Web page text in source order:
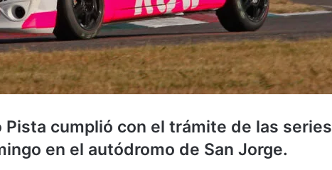
Pista cumplió con el trámite de las series
en el autódromo de San Jorge.